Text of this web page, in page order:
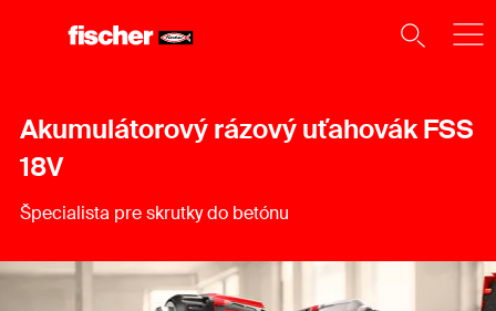
Akumulátorový rázový uťahovák FSS
18V
Špecialista pre skrutky do betónu